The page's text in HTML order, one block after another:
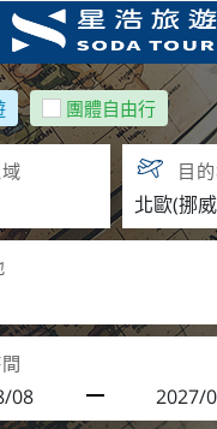
團體自由行
目